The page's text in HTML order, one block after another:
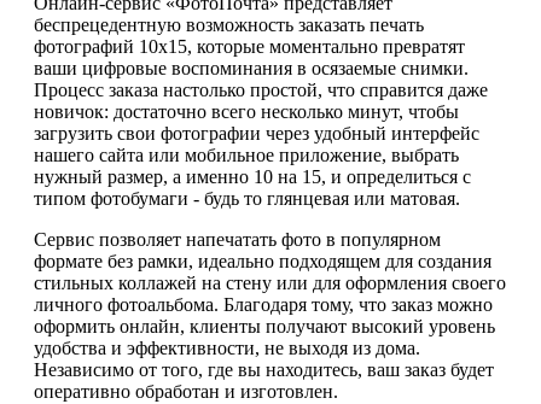
беспрецедентную возможность заказать печать
фотографий 10х15, которые моментально превратят
ваши цифровые воспоминания в осязаемые снимки.
Процесс заказа настолько простой, что справится даже
новичок: достаточно всего несколько минут, чтобы
загрузить свои фотографии через удобный интерфейс
нашего сайта или мобильное приложение, выбрать
нужный размер, а именно 10 на 15, и определиться с
типом фотобумаги - будь то глянцевая или матовая.
Сервис позволяет напечатать фото в популярном
формате без рамки, идеально подходящем для создания
стильных коллажей на стену или для оформления своего
личного фотоальбома. Благодаря тому, что заказ можно
оформить онлайн, клиенты получают высокий уровень
удобства и эффективности, не выходя из дома.
Независимо от того, где вы находитесь, ваш заказ будет
оперативно обработан и изготовлен.